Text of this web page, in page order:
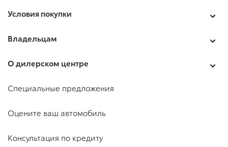
Условия покупки
Владельцам
О дилерском центре
Специальные предложения
Оцените ваш автомобиль
Консультация по кредиту